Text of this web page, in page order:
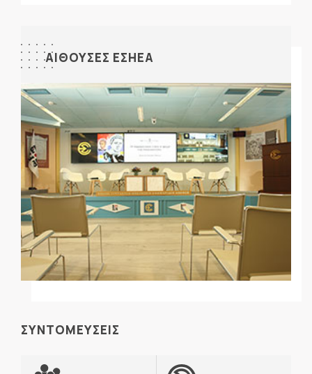
ΑΙΘΟΥΣΕΣ ΕΣΗΕΑ
ΣΥΝΤΟΜΕΥΣΕΙΣ